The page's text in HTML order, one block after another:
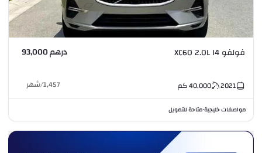
فولفو XC60 2.0L I4 درهم 93,000
2021
40,000كم 1,457
/شهر
مواصفات خليجية•متاحة للتمويل